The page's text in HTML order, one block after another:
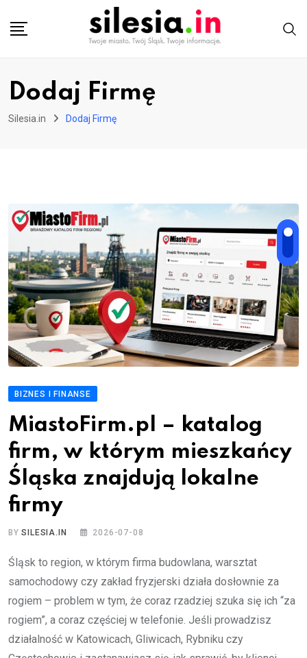
Dodaj Firmę
Silesia.in Dodaj Firmę
BIZNES I FINANSE
MiastoFirm.pl – katalog
firm, w którym mieszkańcy
Śląska znajdują lokalne
firmy
BYSILESIA.IN 2026-07-08
Śląsk to region, w którym firma budowlana, warsztat
samochodowy czy zakład fryzjerski działa dosłownie za
rogiem – problem w tym, że coraz rzadziej szuka się ich “za
rogiem”, a coraz częściej w telefonie. Jeśli prowadzisz
działalność w Katowicach, Gliwicach, Rybniku czy